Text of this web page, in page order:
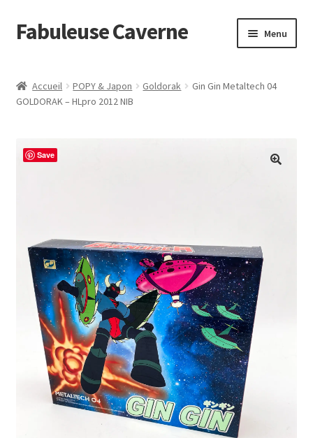
Aller
à
navigation
Aller
au
Fabuleuse Caverne Menu
En boutique
enfant
Accueil POPY & Japon Goldorak
Gin Gin Metaltech 04
GOLDORAK – HLpro 2012 NIB
Save